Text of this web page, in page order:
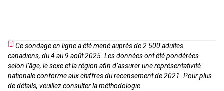
[1] Ce sondage en ligne a été mené auprès de 2 500 adultes
canadiens, du 4 au 9 août 2025. Les données ont été pondérées
selon l’âge, le sexe et la région afin d’assurer une représentativité
nationale conforme aux chiffres du recensement de 2021. Pour plus
de détails, veuillez consulter la méthodologie.